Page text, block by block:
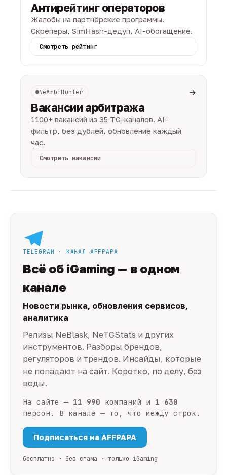
Антирейтинг операторов
Жалобы на партнёрские программы.
Скреперы, SimHash-дедуп, AI-обогащение.
Смотреть рейтинг
NeArbiHunter →
Вакансии арбитража
1100+ вакансий из 35 TG-каналов. AI-
фильтр, без дублей, обновление каждый
час.
Смотреть вакансии
TELEGRAM · КАНАЛ AFFPAPA
Всё об iGaming — в одном
канале
Новости рынка, обновления сервисов,
аналитика
Релизы NeBlask, NeTGStats и других
инструментов. Разборы брендов,
регуляторов и трендов. Инсайды, которые
не попадают на сайт. Коротко, по делу, без
воды.
На сайте — 11 990 компаний и 1 630
персон. В канале — то, что между строк.
Подписаться на AFFPAPA
бесплатно · без спама · только iGaming